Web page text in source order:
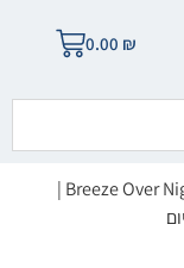
0.00 ₪
/ Breeze Over Night |